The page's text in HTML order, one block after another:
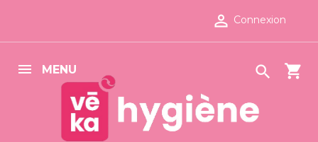
 Connexion
MENU  shopping_cart